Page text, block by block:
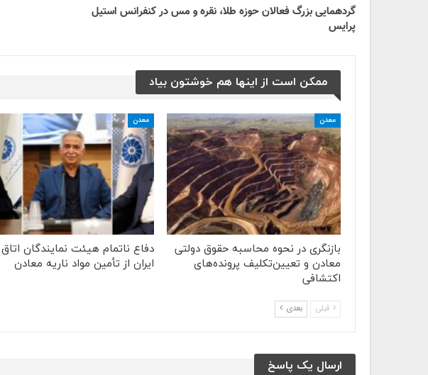
گردهمایی بزرگ فعالان حوزه طلا، نقره و مس در کنفرانس استیل
پرایس
ممکن است از اینها هم خوشتون بیاد
معدن
بازنگری در نحوه محاسبه حقوق دولتی
معادن و تعیین‌تکلیف پرونده‌های
اکتشافی
معدن
دفاع ناتمام هیئت نمایندگان اتاق
ایران از تأمین مواد ناریه معادن
قبلی بعدی
ارسال یک پاسخ